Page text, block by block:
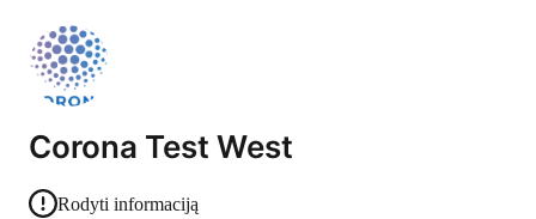
Corona Test West
Rodyti informaciją